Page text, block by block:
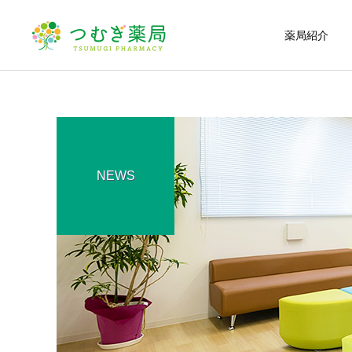
薬局紹介
かかりつけ薬局・薬剤
師
一般用医薬品の販売
ちぃちかけん学校で第２回
TSUMUGI LABを開催しま
漢方薬のこと
深掘り漢方！「桂枝湯」
NEWS